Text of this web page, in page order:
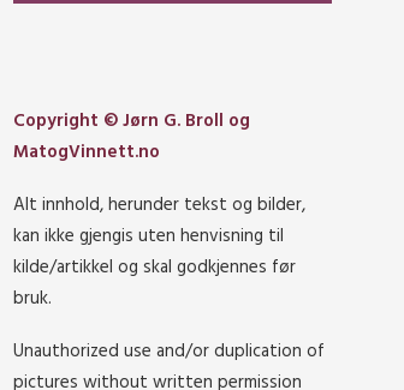
Copyright © Jørn G. Broll og
MatogVinnett.no
Alt innhold, herunder tekst og bilder,
kan ikke gjengis uten henvisning til
kilde/artikkel og skal godkjennes før
bruk.
Unauthorized use and/or duplication of
pictures without written permission